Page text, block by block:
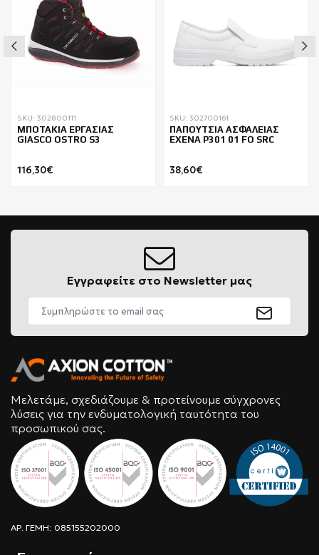
SKU: 302800111
ΜΠΟΤΑΚΙΑ ΕΡΓΑΣΙΑΣ
GIASCO OSTRO S3
116,30€
SKU: 302700161
ΠΑΠΟΥΤΣΙΑ ΑΣΦΑΛΕΙΑΣ
EXENA P301 01 FO SRC
38,60€
Εγγραφείτε στο Newsletter μας
Μελετάμε, σχεδιάζουμε & προτείνουμε σύγχρονες
λύσεις για την ενδυματολογική ταυτότητα του
προσωπικού σας.
ΑΡ. ΓΕΜΗ: 085155202000